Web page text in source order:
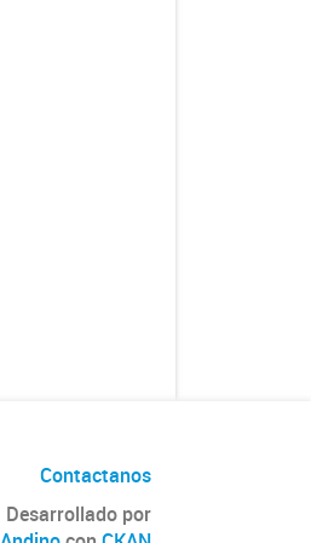
Contactanos
Desarrollado por